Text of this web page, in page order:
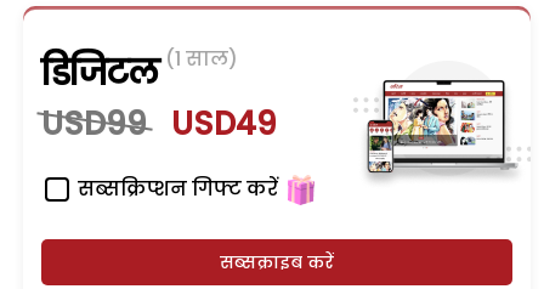
डिजिटल (1 साल)
USD99 USD49
सब्सक्रिप्शन गिफ्ट करें
सब्सक्राइब करें